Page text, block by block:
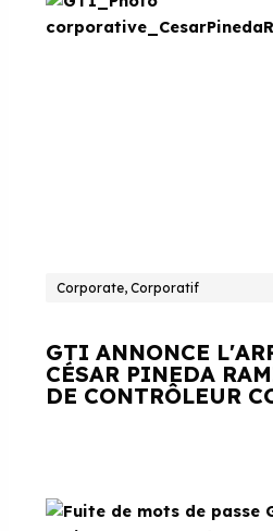
Corporate, Corporatif
GTI ANNONCE
CÉSAR PINEDA
DE CONTRÔLEUR